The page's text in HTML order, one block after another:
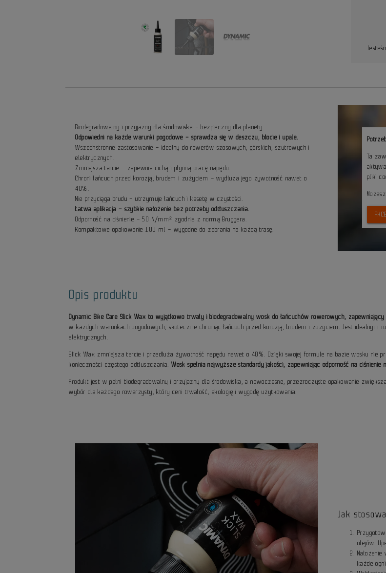
Biodegradowalny i przyjazny dla środowiska – bezpieczny dla planety.
Odpowiedni na każde warunki pogodowe – sprawdza się w deszczu, błocie i upale.
Wszechstronne zastosowanie – idealny do rowerów szosowych, górskich, szutrowych i
elektrycznych.
Zmniejsza tarcie – zapewnia cichą i płynną pracę napędu.
Chroni łańcuch przed korozją, brudem i zużyciem – wydłuża jego żywotność nawet o
40%.
Nie przyciąga brudu – utrzymuje łańcuch i kasetę w czystości.
Łatwa aplikacja – szybkie nałożenie bez potrzeby odtłuszczania.
Odporność na ciśnienie – 50 N/mm² zgodnie z normą Bruggera.
Kompaktowe opakowanie 100 ml – wygodne do zabrania na każdą trasę.
Ta
pliki
Opis produktu
Dynamic Bike Care Slick Wax to wyjątkowo trwały i biodegradowalny wosk do łańcuchów rowerowych,
w każdych warunkach pogodowych, skutecznie chroniąc łańcuch przed korozją, brudem i zużyciem. Jest
elektrycznych.
Slick Wax zmniejsza tarcie i przedłuża żywotność napędu nawet o 40%. Dzięki swojej formule na bazie wosku nie
konieczności częstego odtłuszczania.Wosk spełnia najwyższe standardy jakości, zapewniając odporność na
Produkt jest w pełni biodegradowalny i przyjazny dla środowiska, a nowoczesne, przezroczyste opakowanie
wybór dla każdego rowerzysty, który ceni trwałość, ekologię i wygodę użytkowania.
Jak
olejów.
każde